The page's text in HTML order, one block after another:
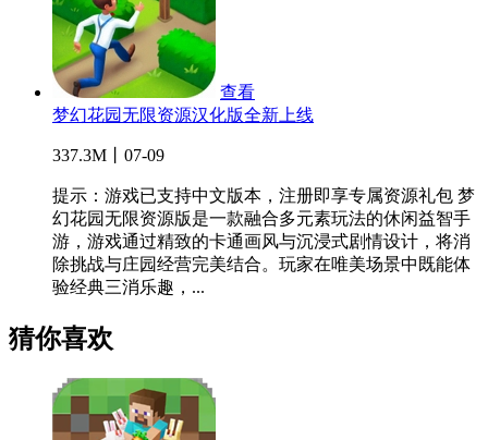
查看
梦幻花园无限资源汉化版全新上线
337.3M丨07-09
提示：游戏已支持中文版本，注册即享专属资源礼包 梦
幻花园无限资源版是一款融合多元素玩法的休闲益智手
游，游戏通过精致的卡通画风与沉浸式剧情设计，将消
除挑战与庄园经营完美结合。玩家在唯美场景中既能体
验经典三消乐趣，...
猜你喜欢